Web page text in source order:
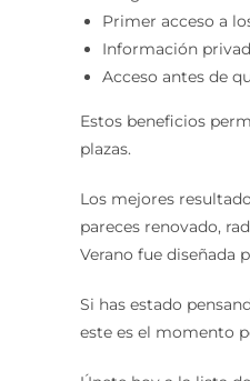
Primer acceso a
Información
Acceso antes de
Estos beneficios
plazas.
Los mejores
pareces renovado,
Verano fue diseñada
Si has estado
este es el momento